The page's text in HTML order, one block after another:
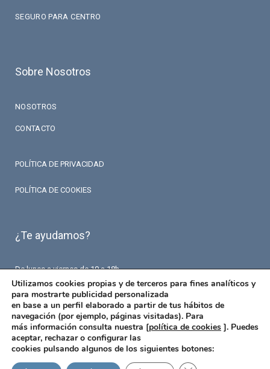
SEGURO PARA CENTRO
Sobre Nosotros
NOSOTROS
CONTACTO
POLÍTICA DE PRIVACIDAD
POLÍTICA DE COOKIES
¿Te ayudamos?
De lunes a viernes de 10 a 18h.
T. 93 426 84 84
F. 93 426 18 87
info@fermaseguros.com
Avinguda de Mistral 10
Entresuelo – 6 puerta
08015 Barcelona
Utilizamos cookies propias y de terceros para fines analíticos y
para mostrarte publicidad personalizada
en base a un perfil elaborado a partir de tus hábitos de
navegación (por ejemplo, páginas visitadas). Para
más información consulta nuestra [política de cookies ]. Puedes
aceptar, rechazar o configurar las
cookies pulsando algunos de los siguientes botones: